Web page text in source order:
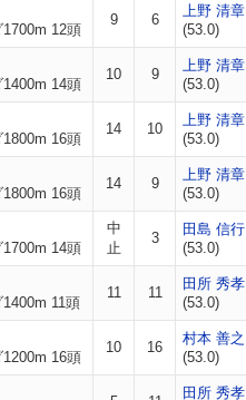
12頭
9 6
上野 清章
(53.0)
14頭
10 9
上野 清章
(53.0)
16頭
14 10
上野 清章
(53.0)
16頭
14 9
上野 清章
(53.0)
14頭
中
止
3
田島 信行
(53.0)
11頭
11 11
田所 秀孝
(53.0)
16頭
10 16
村本 善之
(53.0)
田所 秀孝